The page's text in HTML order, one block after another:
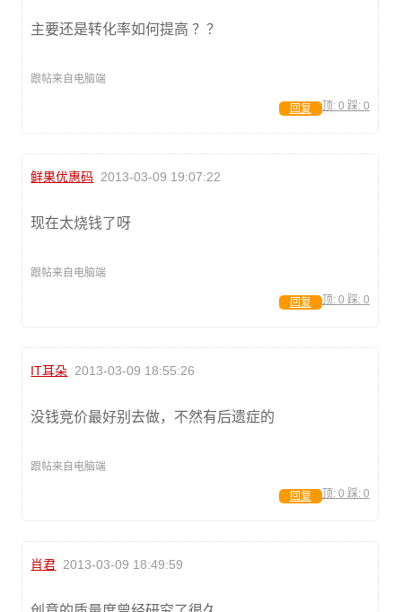
主要还是转化率如何提高 ？？
跟帖来自电脑端
顶: 0 踩: 0
回复
鲜果优惠码 2013-03-09 19:07:22
现在太烧钱了呀
跟帖来自电脑端
顶: 0 踩: 0
回复
IT耳朵 2013-03-09 18:55:26
没钱竞价最好别去做，不然有后遗症的
跟帖来自电脑端
顶: 0 踩: 0
回复
肖君 2013-03-09 18:49:59